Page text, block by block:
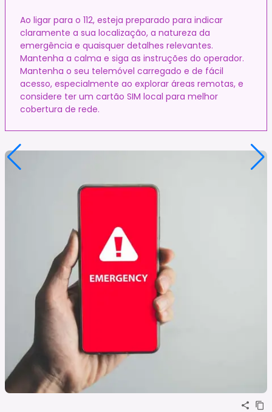
Ao ligar para o 112, esteja preparado para indicar
claramente a sua localização, a natureza da
emergência e quaisquer detalhes relevantes.
Mantenha a calma e siga as instruções do operador.
Mantenha o seu telemóvel carregado e de fácil
acesso, especialmente ao explorar áreas remotas, e
considere ter um cartão SIM local para melhor
cobertura de rede.